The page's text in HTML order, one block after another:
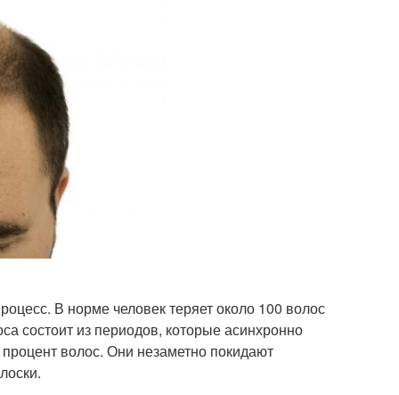
В норме человек теряет около 100 волос
состоит из периодов, которые асинхронно
волос. Они незаметно покидают